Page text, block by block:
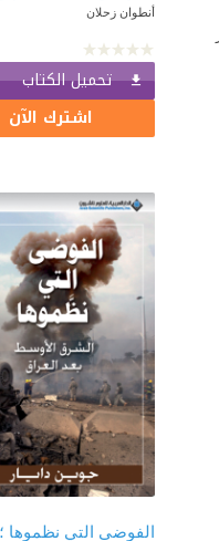
أنطوان زحلان
تحميل الكتاب
اشترك الآن